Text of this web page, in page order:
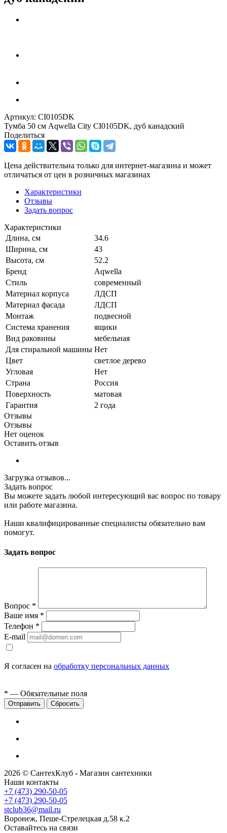
Артикул: CI0105DK
Тумба 50 см Aqwella City CI0105DK, дуб канадский
Поделиться
Цена действительна только для интернет-магазина и может
отличаться от цен в розничных магазинах
Характеристики
Отзывы
Задать вопрос
Характеристики
Длина, см
34.6
Ширина, см
43
Высота, см
52.2
Бренд
Aqwella
Стиль
современный
Материал корпуса
ЛДСП
Материал фасада
ЛДСП
Монтаж
подвесной
Система хранения
ящики
Вид раковины
мебельная
Для стиральной машины Нет
Цвет
светлое дерево
Угловая
Нет
Страна
Россия
Поверхность
матовая
Гарантия
2 года
Отзывы
Отзывы
Нет оценок
Оставить отзыв
Загрузка отзывов...
Задать вопрос
Вы можете задать любой интересующий вас вопрос по товару
или работе магазина.
Наши квалифицированные специалисты обязательно вам
помогут.
Задать вопрос
Вопрос *
Ваше имя *
Телефон *
E-mail
Я согласен на обработку персональных данных
* — Обязательные поля
Сбросить
2026 © СантехКлуб - Магазин сантехники
Наши контакты
+7 (473) 290-50-05
+7 (473) 290-50-05
stclub36@mail.ru
Воронеж, Пеше-Стрелецкая д.58 к.2
Оставайтесь на связи